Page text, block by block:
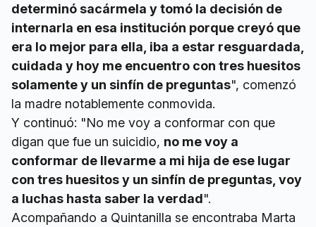
determinó sacármela y tomó la decisión de
internarla en esa institución porque creyó que
era lo mejor para ella, iba a estar resguardada,
cuidada y hoy me encuentro con tres huesitos
solamente y un sinfín de preguntas", comenzó
la madre notablemente conmovida.
Y continuó: "No me voy a conformar con que
digan que fue un suicidio, no me voy a
conformar de llevarme a mi hija de ese lugar
con tres huesitos y un sinfín de preguntas, voy
a luchas hasta saber la verdad".
Acompañando a Quintanilla se encontraba Marta